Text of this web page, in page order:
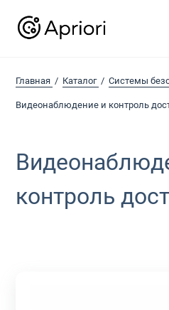
Главная Каталог Системы
Видеонаблюдение и контроль
контроль